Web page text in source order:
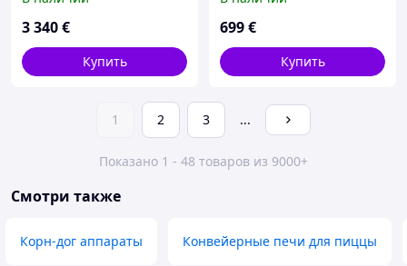
3 340€
Купить
699€
Купить
1 2 3 ...
Показано 1 - 48 товаров из 9000+
Смотри также
Корн-дог аппараты Конвейерные печи для пиццы